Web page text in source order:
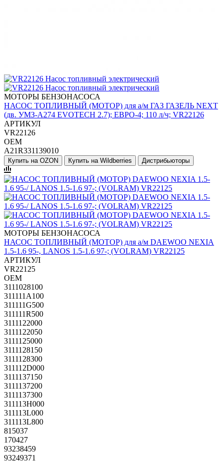
МОТОРЫ БЕНЗОНАСОСА
НАСОС ТОПЛИВНЫЙ (МОТОР) для а/м ГАЗ ГАЗЕЛЬ NEXT
(дв. УМЗ-А274 EVOTECH 2.7); ЕВРО-4; 110 л/ч; VR22126
АРТИКУЛ
VR22126
OEM
A21R331139010
Купить на OZON Купить на Wildberries Дистрибьюторы
МОТОРЫ БЕНЗОНАСОСА
НАСОС ТОПЛИВНЫЙ (МОТОР) для а/м DAEWOO NEXIA
1.5-1.6 95-, LANOS 1.5-1.6 97-; (VOLRAM) VR22125
АРТИКУЛ
VR22125
OEM
3111028100
311111A100
311111G500
311111R500
3111122000
3111122050
3111125000
3111128150
3111128300
311112D000
3111137150
3111137200
3111137300
311113H000
311113L000
311113L800
815037
170427
93238459
93249371